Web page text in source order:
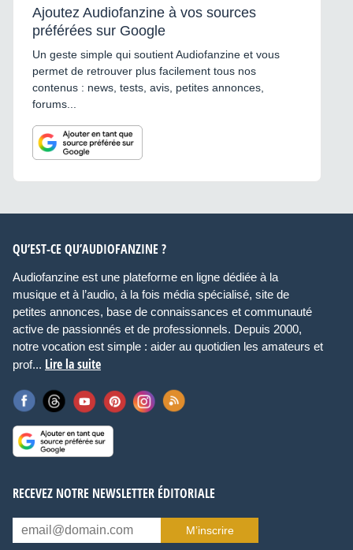
Ajoutez Audiofanzine à vos sources
préférées sur Google
Un geste simple qui soutient Audiofanzine et vous
permet de retrouver plus facilement tous nos
contenus : news, tests, avis, petites annonces,
forums...
QU’EST-CE QU’AUDIOFANZINE ?
Audiofanzine est une plateforme en ligne dédiée à la
musique et à l’audio, à la fois média spécialisé, site de
petites annonces, base de connaissances et communauté
active de passionnés et de professionnels. Depuis 2000,
notre vocation est simple : aider au quotidien les amateurs et
prof... Lire la suite
RECEVEZ NOTRE NEWSLETTER ÉDITORIALE
M’inscrire